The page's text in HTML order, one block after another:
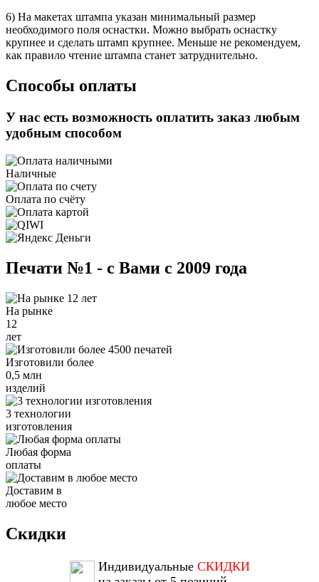
6) На макетах штампа указан минимальный размер
необходимого поля оснастки. Можно выбрать оснастку
крупнее и сделать штамп крупнее. Меньше не рекомендуем,
как правило чтение штампа станет затруднительно.
Способы оплаты
У нас есть возможность оплатить заказ любым
удобным способом
Наличные
Оплата по счёту
Печати №1 - с Вами с 2009 года
На рынке
12
лет
Изготовили более
0,5 млн
изделий
3 технологии
изготовления
Любая форма
оплаты
Доставим в
любое место
Скидки
Индивидуальные СКИДКИ